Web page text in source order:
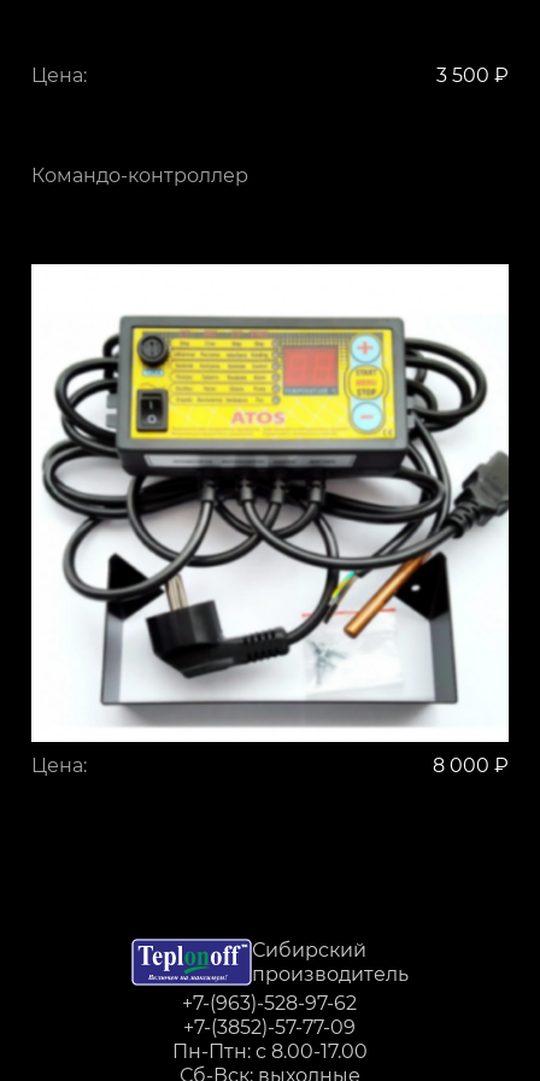
Цена: 3 500 ₽
Командо-контроллер
Цена: 8 000 ₽
Сибирский
производитель
+7-(963)-528-97-62
+7-(3852)-57-77-09
Пн-Птн: с 8.00-17.00
Сб-Вск: выходные